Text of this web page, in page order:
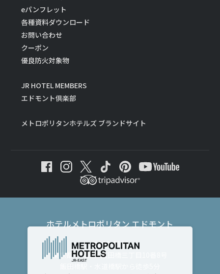
eパンフレット
各種資料ダウンロード
お問い合わせ
クーポン
優良防火対象物
JR HOTEL MEMBERS
エドモント倶楽部
メトロポリタンホテルズ ブランドサイト
ホテルメトロポリタン エドモント
〒102-8130
東京都千代田区飯田橋三丁目10番8号